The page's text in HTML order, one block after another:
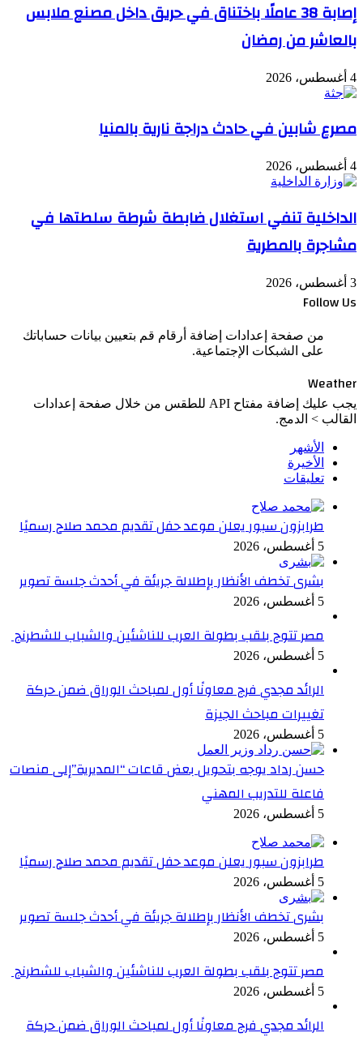
إصابة 38 عاملًا باختناق في حريق داخل مصنع ملابس
بالعاشر من رمضان
4 أغسطس، 2026
مصرع شابين في حادث دراجة نارية بالمنيا
4 أغسطس، 2026
الداخلية تنفي استغلال ضابطة شرطة سلطتها في
مشاجرة بالمطرية
3 أغسطس، 2026
Follow Us
من صفحة إعدادات إضافة أرقام قم بتعيين بيانات حساباتك
على الشبكات الإجتماعية.
Weather
يجب عليك إضافة مفتاح API للطقس من خلال صفحة إعدادات
القالب > الدمج.
الأشهر
الأخيرة
تعليقات
طرابزون سبور يعلن موعد حفل تقديم محمد صلاح رسميًا
5 أغسطس، 2026
بشرى تخطف الأنظار بإطلالة جريئة في أحدث جلسة تصوير
5 أغسطس، 2026
مصر تتوج بلقب بطولة العرب للناشئين والشباب للشطرنج
5 أغسطس، 2026
الرائد مجدي فرج معاونًا أول لمباحث الوراق ضمن حركة
تغييرات مباحث الجيزة
5 أغسطس، 2026
حسن رداد يوجه بتحويل بعض قاعات “المديرية”إلى منصات
فاعلة للتدريب المهني
5 أغسطس، 2026
طرابزون سبور يعلن موعد حفل تقديم محمد صلاح رسميًا
5 أغسطس، 2026
بشرى تخطف الأنظار بإطلالة جريئة في أحدث جلسة تصوير
5 أغسطس، 2026
مصر تتوج بلقب بطولة العرب للناشئين والشباب للشطرنج
5 أغسطس، 2026
الرائد مجدي فرج معاونًا أول لمباحث الوراق ضمن حركة